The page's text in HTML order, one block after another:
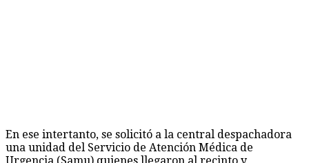
En ese intertanto, se solicitó a la central despachadora
una unidad del Servicio de Atención Médica de